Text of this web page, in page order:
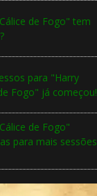
de Fogo" tem
para "Harry
Fogo" já começou!
de Fogo"
para mais sessões
⚡